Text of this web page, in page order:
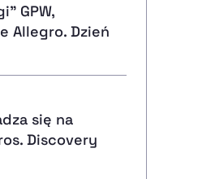
dostępność , otwiera się w nowym
GPW,
Allegro. Dzień
się na
Discovery